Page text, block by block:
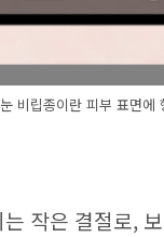
눈 비립종이란 피부 표면에
작은 결절로,